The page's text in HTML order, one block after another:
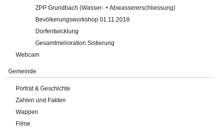
ZPP Grundbach (Wasser- + Abwassererschliessung)
Bevölkerungsworkshop 01.11.2018
Dorfentwicklung
Gesamtmelioration Sistierung
Webcam
Gemeinde
Porträt & Geschichte
Zahlen und Fakten
Wappen
Filme